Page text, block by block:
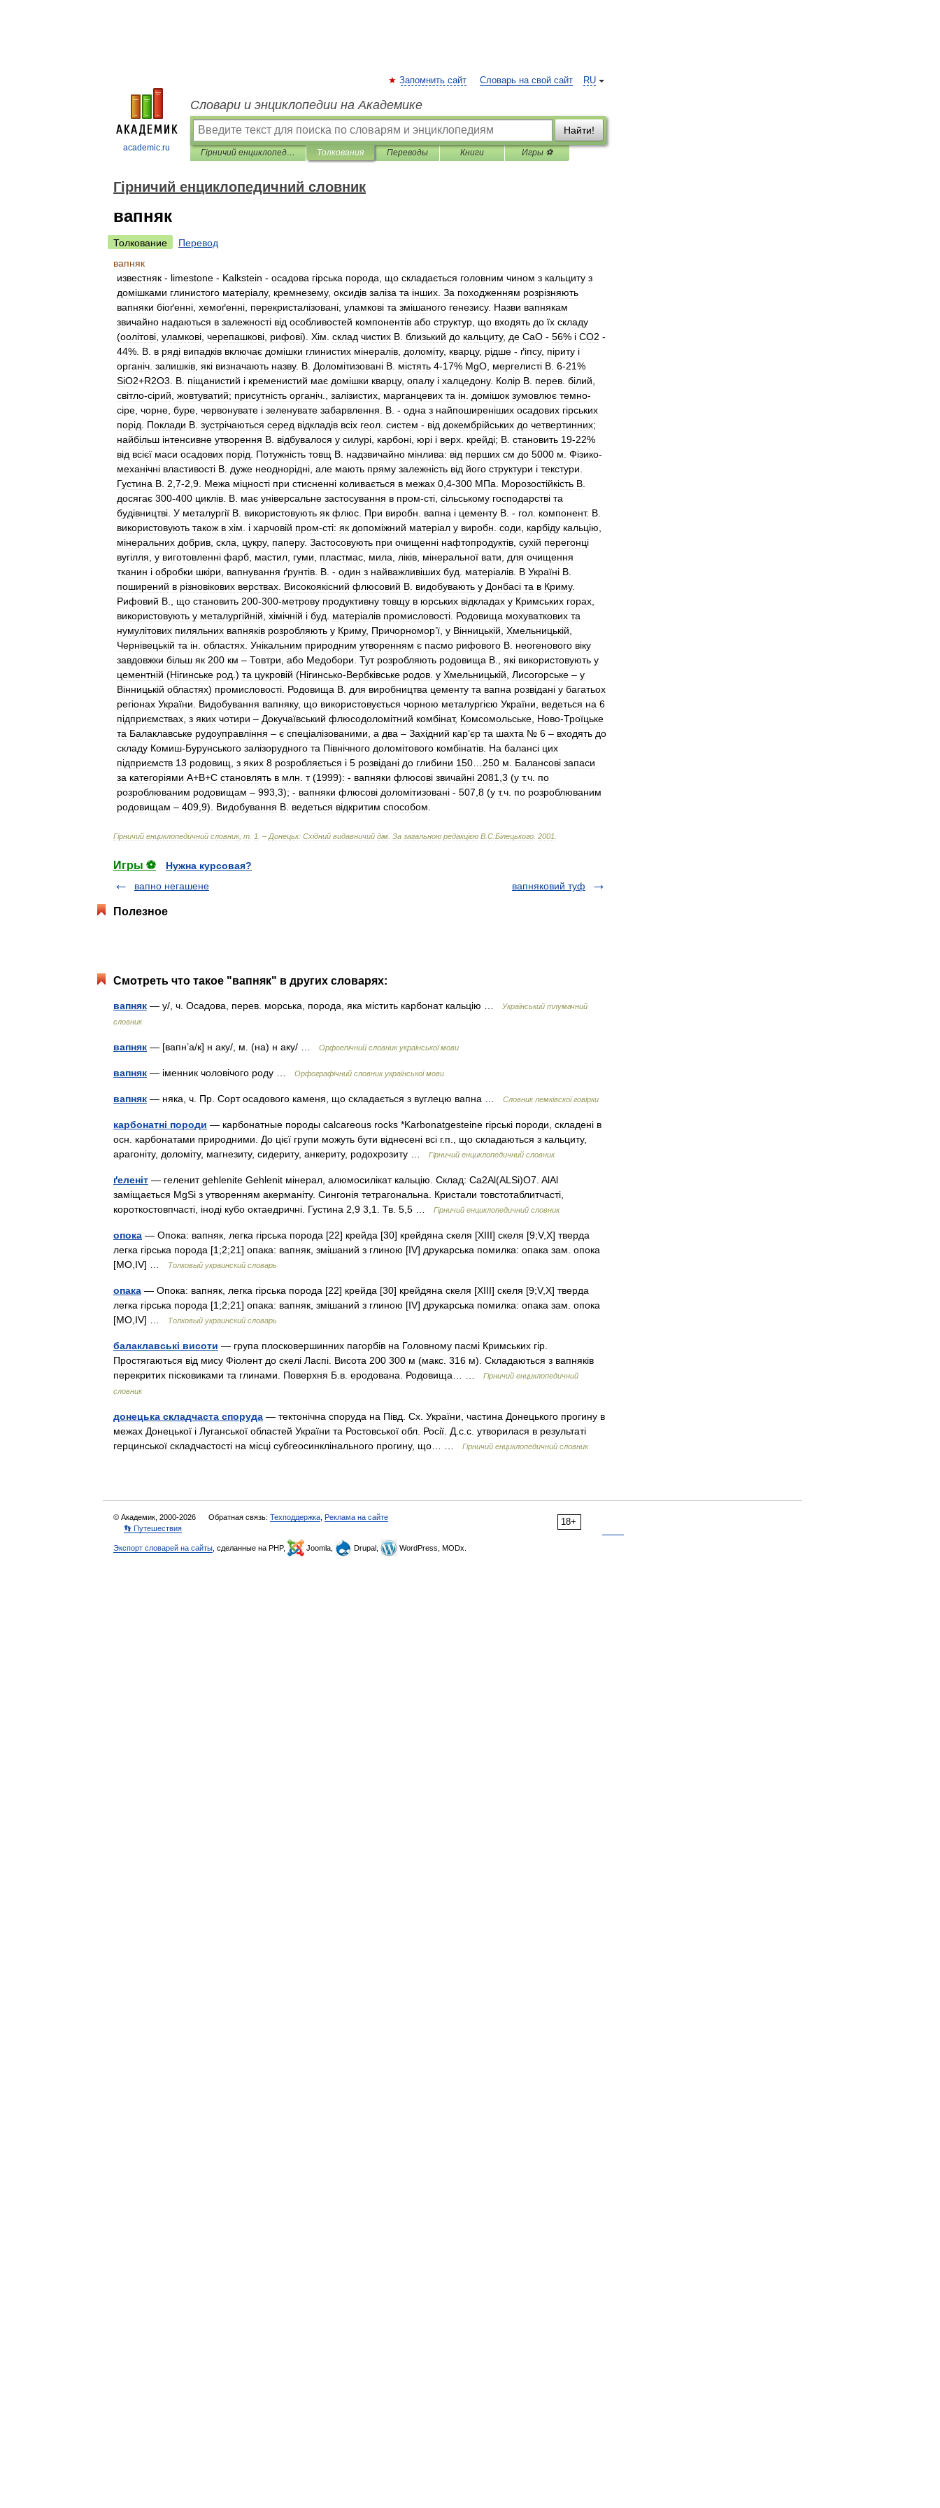
academic.ru
RU
Запомнить сайт Словарь на свой сайт
Словари и энциклопедии на Академике
Найти!
Гірничий енциклопедичний словник Толкования Переводы Книги Игры ⚽
Гірничий енциклопедичний словник
вапняк
Толкование
Перевод
вапняк
известняк - limestone - Kalkstein - осадова гiрська порода що складається головним чином з кальциту з
домiшками глинистого матерiалу, кремнезему, оксидiв залiза та iнших За походженням розрiзняють
вапняки бiоґеннi хемоґеннi перекристалiзованi уламковi та змiшаного генезису. Назви вапнякам
звичайно надаються в залежностi вiд особливостей компонентiв або структур що входять до їх складу
(оолiтовi уламковi черепашковi рифовi). Хім склад чистих В близький до кальциту, де СаО - 56% і СО2 -
44%. В в ряді випадків включає домішки глинистих мінералів доломіту, кварцу, рідше - ґіпсу, піриту і
органіч залишків які визначають назву. В Доломітизовані В містять 4-17% МgO мергелисті B 6-21%
SiO2+R2O3 В піщанистий і кременистий має домішки кварцу, опалу і халцедону. Колір В перев білий
світло-сірий жовтуватий; присутність органіч залізистих марганцевих та ін домішок зумовлює темно-
сіре чорне буре червонувате і зеленувате забарвлення В . - одна з найпоширеніших осадових гірських
порід Поклади В зустрічаються серед відкладів всіх геол систем - від докембрійських до четвертинних;
найбільш інтенсивне утворення В відбувалося у силурі, карбоні, юрі і верх крейді; В становить 19-22%
від всієї маси осадових порід Потужність товщ В надзвичайно мінлива: від перших см до 5000 м Фізико-
механічні властивості В дуже неоднорідні, але мають пряму залежність від його структури і текстури
Густина В 2 7-2 9 Межа міцності при стисненні коливається в межах 0 4-300 МПа Морозостійкість В
досягає 300-400 циклів В має універсальне застосування в пром-сті, сільському господарстві та
будівництві. У металургії В використовують як флюс При виробн вапна і цементу В . - гол компонент. В
використовують також в хім . і харчовій пром-сті: як допоміжний матеріал у виробн соди карбіду кальцію
мінеральних добрив скла цукру, паперу. Застосовують при очищенні нафтопродуктів сухій перегонці
вугілля у виготовленні фарб мастил гуми пластмас мила ліків мінеральної вати для очищення
тканин і обробки шкіри вапнування ґрунтів В . - один з найважливіших буд матеріалів В Україні В
поширений в різновікових верствах Високоякісний флюсовий В видобувають у Донбасі та в Криму.
Рифовий В що становить 200-300-метрову продуктивну товщу в юрських відкладах у Кримських горах
використовують у металургійній хімічній і буд матеріалів промисловості. Родовища мохуваткових та
нумулітових пиляльних вапняків розробляють у Криму, Причорномор’ї у Вінницькій Хмельницькій
Чернівецькій та ін областях Унікальним природним утворенням є пасмо рифового В неогенового віку
завдовжки більш як 200 км – Товтри або Медобори Тут розробляють родовища В які використовують у
цементній (Нігинське род .) та цукровій (Нігинсько-Вербківське родов у Хмельницькій Лисогорське – у
Вінницькій областях) промисловості. Родовища В для виробництва цементу та вапна розвідані у багатьох
регіонах України Видобування вапняку, що використовується чорною металургією України ведеться на 6
підприємствах з яких чотири – Докучаївський флюсодоломітний комбінат, Комсомольське Ново-Троїцьке
та Балаклавське рудоуправління – є спеціалізованими а два – Західний кар’єр та шахта № 6 – входять до
складу Комиш-Бурунського залізорудного та Північного доломітового комбінатів На балансі цих
підприємств 13 родовищ з яких 8 розробляється і 5 розвідані до глибини 150 250 м Балансові запаси
за категоріями А+В+С становлять в млн т(1999): - вапняки флюсові звичайні 2081 3 (у т.ч по
розроблюваним родовищам – 993 3); - вапняки флюсові доломітизовані - 507 8 (у т.ч по розроблюваним
родовищам – 409 9). Видобування В ведеться відкритим способом
Гірничий енциклопедичний словник, т 1 . – Донецьк: Східний видавничий дім За загальною редакцією В С Білецького 2001
Игры ⚽
Нужна курсовая?
вапно негашене
вапняковий туф
Полезное
Смотреть что такое "вапняк" в других словарях:
вапняк — у/, ч. Осадова, перев. морська, порода, яка містить карбонат кальцію …
Український тлумачний
словник
вапняк — [вапн’а/к] н аку/, м. (на) н аку/ … Орфоепічний словник української мови
вапняк — іменник чоловічого роду … Орфографічний словник української мови
вапняк — няка, ч. Пр. Сорт осадового каменя, що складається з вуглецю вапна … Словник лемківскої говірки
карбонатні породи — карбонатные породы calcareous rocks *Karbonatgesteіne гірські породи, складені в
осн. карбонатами природними. До цієї групи можуть бути віднесені всі г.п., що складаються з кальциту,
арагоніту, доломіту, магнезиту, сидериту, анкериту, родохрозиту …
Гірничий енциклопедичний словник
ґеленіт — геленит gehlenite Gehlenit мінерал, алюмосилікат кальцію. Склад: Ca2Al(ALSi)O7. AlAl
заміщається MgSi з утворенням акерманіту. Сингонія тетрагональна. Кристали товстотаблитчасті,
короткостовпчасті, іноді кубо октаедричні. Густина 2,9 3,1. Тв. 5,5 …
Гірничий енциклопедичний словник
опока — Опока: вапняк, легка гірська порода [22] крейда [30] крейдяна скеля [XIII] скеля [9;V,X] тверда
легка гірська порода [1;2;21] опака: вапняк, змішаний з глиною [IV] друкарська помилка: опака зам. опока
[MО,IV] …
Толковый украинский словарь
опака — Опока: вапняк, легка гірська порода [22] крейда [30] крейдяна скеля [XIII] скеля [9;V,X] тверда
легка гірська порода [1;2;21] опака: вапняк, змішаний з глиною [IV] друкарська помилка: опака зам. опока
[MО,IV] …
Толковый украинский словарь
балаклавські висоти — група плосковершинних пагорбів на Головному пасмі Кримських гір.
Простягаються від мису Фіолент до скелі Ласпі. Висота 200 300 м (макс. 316 м). Складаються з вапняків
перекритих пісковиками та глинами. Поверхня Б.в. еродована. Родовища… …
Гірничий енциклопедичний
словник
донецька складчаста споруда — тектонічна споруда на Півд. Сх. України, частина Донецького прогину в
межах Донецької і Луганської областей України та Ростовської обл. Росії. Д.с.с. утворилася в результаті
герцинської складчастості на місці субгеосинклінального прогину, що… …
Гірничий енциклопедичний словник
18+
© Академик, 2000-2026 Обратная связь: Техподдержка Реклама на сайте
👣 Путешествия
Экспорт словарей на сайты , сделанные на PHP, Joomla, Drupal, WordPress, MODx.